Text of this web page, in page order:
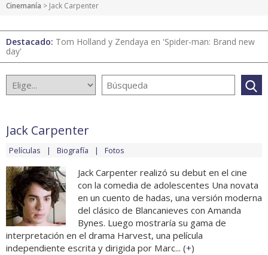
Cinemanía > Jack Carpenter
Destacado: Tom Holland y Zendaya en 'Spider-man: Brand new
day'
Jack Carpenter
Películas Biografía Fotos
Jack Carpenter realizó su debut en el cine
con la comedia de adolescentes Una novata
en un cuento de hadas, una versión moderna
del clásico de Blancanieves con Amanda
Bynes. Luego mostraría su gama de
interpretación en el drama Harvest, una película
independiente escrita y dirigida por Marc... (+)